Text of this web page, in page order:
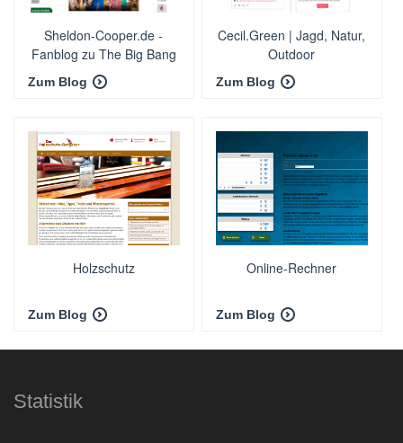
Sheldon-Cooper.de -
Fanblog zu The Big Bang
Theory
Zum Blog
Cecil.Green | Jagd, Natur,
Outdoor
Zum Blog
Holzschutz
Zum Blog
Online-Rechner
Zum Blog
Statistik